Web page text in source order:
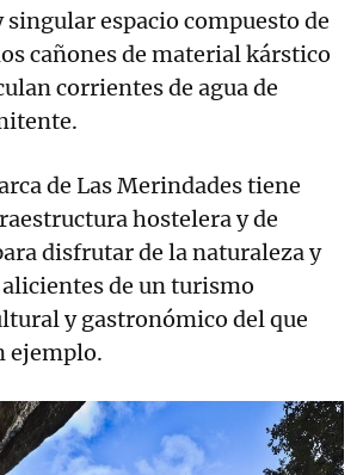
singular espacio compuesto de
cañones de material kárstico
corrientes de agua de
de Las Merindades tiene
hostelera y de
disfrutar de la naturaleza y
de un turismo
y gastronómico del que
ejemplo.